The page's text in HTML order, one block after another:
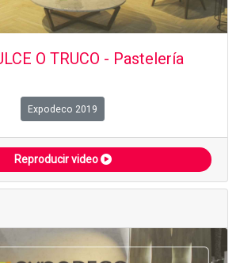
O TRUCO - Pastelería
Expodeco 2019
Reproducir video